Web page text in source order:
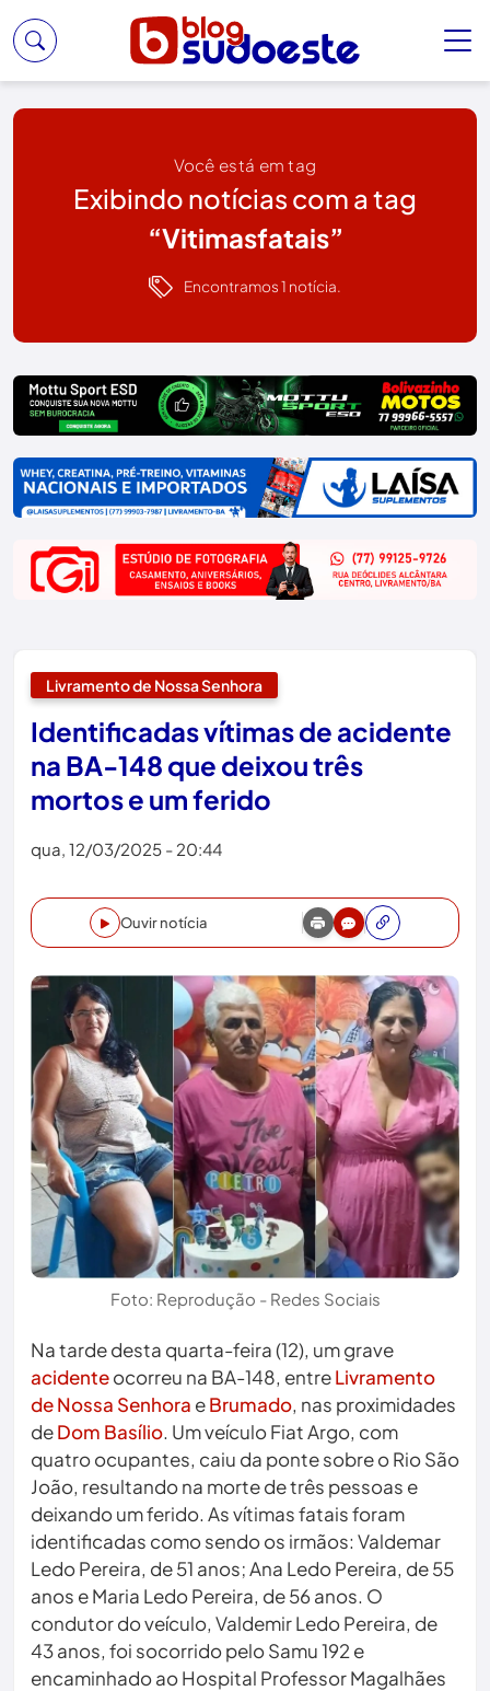
Você está em tag
Exibindo notícias com a tag
“Vitimasfatais”
Encontramos 1 notícia.
Livramento de Nossa Senhora
Identificadas vítimas de acidente
na BA-148 que deixou três
mortos e um ferido
qua, 12/03/2025 - 20:44
Ouvir notícia
Foto: Reprodução - Redes Sociais
Na tarde desta quarta-feira (12), um grave
acidenteocorreu na BA-148, entreLivramento
de Nossa Senhora eBrumado, nas proximidades
deDom Basílio. Um veículo Fiat Argo, com
quatro ocupantes, caiu da ponte sobre o Rio São
João, resultando na morte de três pessoas e
deixando um ferido. As vítimas fatais foram
identificadas como sendo os irmãos: Valdemar
Ledo Pereira, de 51 anos; Ana Ledo Pereira, de 55
anos e Maria Ledo Pereira, de 56 anos. O
condutor do veículo, Valdemir Ledo Pereira, de
43 anos, foi socorrido pelo Samu 192 e
encaminhado ao Hospital Professor Magalhães